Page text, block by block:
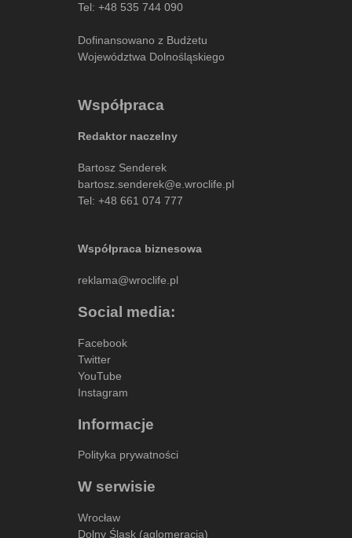
Tel: +48 535 744 090
Dofinansowano z Budżetu
Województwa Dolnośląskiego
Współpraca
Redaktor naczelny
Bartosz Senderek
bartosz.senderek@e.wroclife.pl
Tel: +48 661 074 777
Współpraca biznesowa
reklama@wroclife.pl
Social media:
Facebook
Twitter
YouTube
Instagram
Informacje
Polityka prywatności
W serwisie
Wrocław
Dolny Śląsk (aglomeracja)